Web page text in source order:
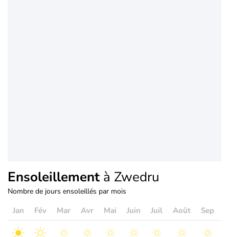
Ensoleillement à Zwedru
Nombre de jours ensoleillés par mois
Jan Fév Mar Avr Mai Juin Juil Août Sep